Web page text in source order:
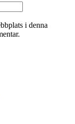
i denna